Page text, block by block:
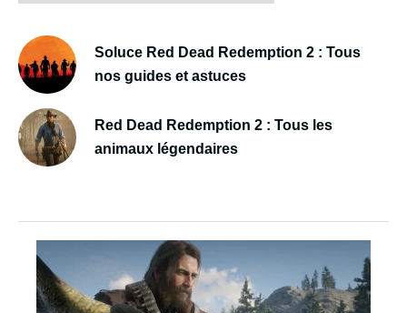
Soluce Red Dead Redemption 2 : Tous
nos guides et astuces
Red Dead Redemption 2 : Tous les
animaux légendaires